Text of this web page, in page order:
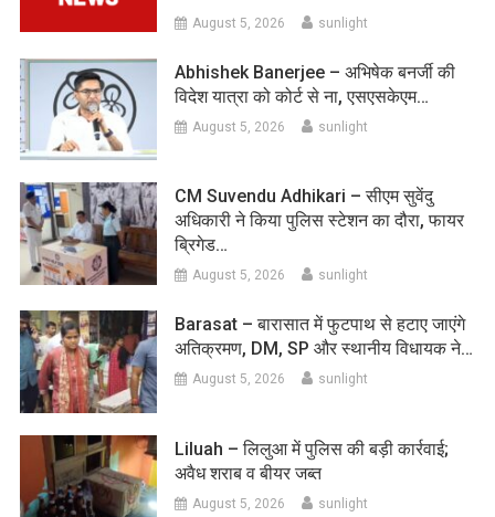
August 5, 2026 sunlight
Abhishek Banerjee – अभिषेक बनर्जी की
विदेश यात्रा को कोर्ट से ना, एसएसकेएम…
August 5, 2026 sunlight
CM Suvendu Adhikari – सीएम सुवेंदु
अधिकारी ने किया पुलिस स्टेशन का दौरा, फायर
ब्रिगेड…
August 5, 2026 sunlight
Barasat – बारासात में फुटपाथ से हटाए जाएंगे
अतिक्रमण, DM, SP और स्थानीय विधायक ने…
August 5, 2026 sunlight
Liluah – लिलुआ में पुलिस की बड़ी कार्रवाई;
अवैध शराब व बीयर जब्त
August 5, 2026 sunlight